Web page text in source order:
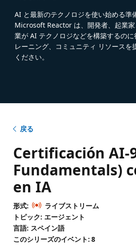
AI と最新のテクノロジを使い始める準
Microsoft Reactor は、開発者、起業
業が AI テクノロジなどを構築するのに
レーニング、コミュニティ リソースを
ください。
戻る
Certificación AI-
Fundamentals)
en IA
形式:
ライブストリーム
トピック: エージェント
言語: スペイン語
このシリーズのイベント: 8